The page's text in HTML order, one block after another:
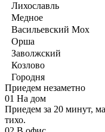
Лихославль
Медное
Васильевский Мох
Орша
Заволжский
Козлово
Городня
Приедем незаметно
01 На дом
Приедем за 20 минут,
тихо.